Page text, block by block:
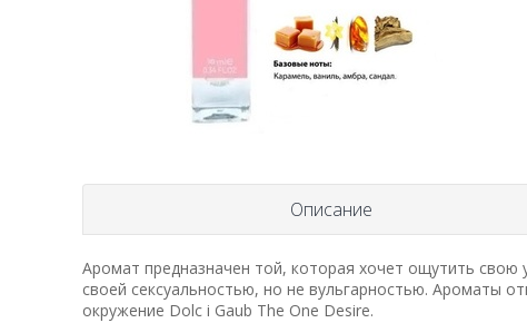
Описание
Аромат предназначен той, которая хочет ощутить свою
своей сексуальностью, но не вульгарностью. Ароматы
окружение Dolc i Gaub The One Desire.